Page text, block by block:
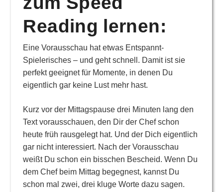
Reading lernen:
Eine Vorausschau hat etwas Entspannt-
Spielerisches – und geht schnell. Damit ist sie
perfekt geeignet für Momente, in denen Du
eigentlich gar keine Lust mehr hast.
Kurz vor der Mittagspause drei Minuten lang den
Text vorausschauen, den Dir der Chef schon
heute früh rausgelegt hat. Und der Dich eigentlich
gar nicht interessiert. Nach der Vorausschau
weißt Du schon ein bisschen Bescheid. Wenn Du
dem Chef beim Mittag begegnest, kannst Du
schon mal zwei, drei kluge Worte dazu sagen.